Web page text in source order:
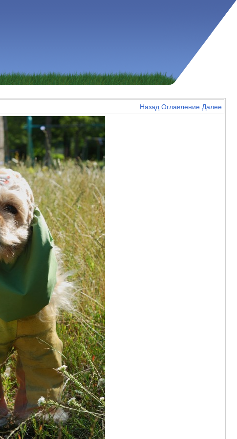
Назад Оглавление Далее